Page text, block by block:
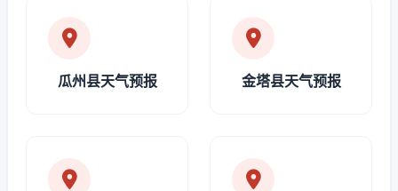
瓜州县天气预报 金塔县天气预报